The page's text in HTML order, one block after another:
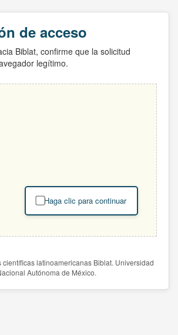
de acceso
Biblat, confirme que la solicitud
legítimo.
Haga clic para continuar
científicas latinoamericanas Biblat. Universidad
Autónoma de México.